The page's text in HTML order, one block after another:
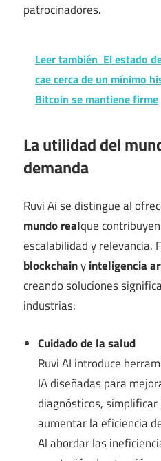
patrocinadores.
Leer también El estado
cae cerca de un mínimo
Bitcoin se mantiene firme
La utilidad del
demanda
Ruvi Ai se distingue al
mundo realque
escalabilidad y relevancia.
blockchainyinteligencia
creando soluciones
industrias:
Cuidado de la salud
Ruvi AI introduce
IA diseñadas para
diagnósticos,
aumentar la eficiencia
Al abordar las